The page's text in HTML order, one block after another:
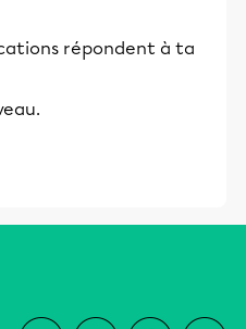
répondent à ta